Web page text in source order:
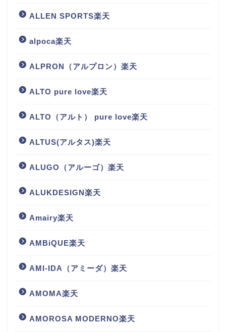
ALLEN SPORTS楽天
alpoca楽天
ALPRON（アルプロン）楽天
ALTO pure love楽天
ALTO（アルト） pure love楽天
ALTUS(アルタス)楽天
ALUGO（アルーゴ）楽天
ALUKDESIGN楽天
Amairy楽天
AMBiQUE楽天
AMI-IDA（アミーダ）楽天
AMOMA楽天
AMOROSA MODERNO楽天